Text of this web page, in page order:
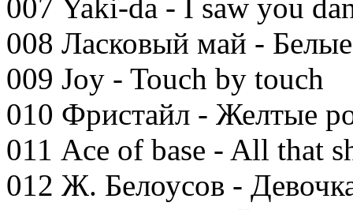
007 Yaki-da - I saw you
008 Ласковый май -
009 Joy - Touch by touch
010 Фристайл - Желтые
011 Ace of base - All that
012 Ж. Белоусов -